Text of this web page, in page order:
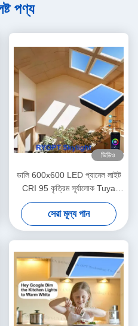
পণ্য
ভিডিও
ডালি 600x600 LED প্যানেল লাইট
CRI 95 কৃত্রিম সূর্যালোক Tuya
কন্ট্রোল
সেরা মূল্য পান